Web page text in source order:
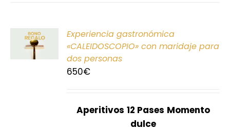
Experiencia gastronómica
«CALEIDOSCOPIO» con maridaje para
dos personas
650€
Aperitivos 12 Pases Momento
dulce